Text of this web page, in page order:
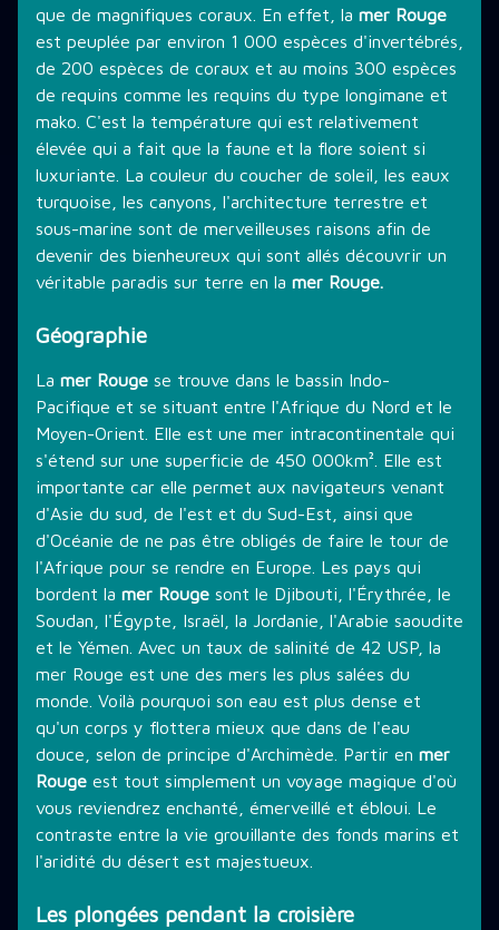
que de magnifiques coraux. En effet, la mer Rouge
est peuplée par environ 1 000 espèces d'invertébrés,
de 200 espèces de coraux et au moins 300 espèces
de requins comme les requins du type longimane et
mako. C'est la température qui est relativement
élevée qui a fait que la faune et la flore soient si
luxuriante. La couleur du coucher de soleil, les eaux
turquoise, les canyons, l'architecture terrestre et
sous-marine sont de merveilleuses raisons afin de
devenir des bienheureux qui sont allés découvrir un
véritable paradis sur terre en la mer Rouge.
Géographie
La mer Rouge se trouve dans le bassin Indo-
Pacifique et se situant entre l'Afrique du Nord et le
Moyen-Orient. Elle est une mer intracontinentale qui
s'étend sur une superficie de 450 000km². Elle est
importante car elle permet aux navigateurs venant
d'Asie du sud, de l'est et du Sud-Est, ainsi que
d'Océanie de ne pas être obligés de faire le tour de
l'Afrique pour se rendre en Europe. Les pays qui
bordent la mer Rouge sont le Djibouti, l'Érythrée, le
Soudan, l'Égypte, Israël, la Jordanie, l'Arabie saoudite
et le Yémen. Avec un taux de salinité de 42 USP, la
mer Rouge est une des mers les plus salées du
monde. Voilà pourquoi son eau est plus dense et
qu'un corps y flottera mieux que dans de l'eau
douce, selon de principe d'Archimède. Partir en mer
Rouge est tout simplement un voyage magique d'où
vous reviendrez enchanté, émerveillé et ébloui. Le
contraste entre la vie grouillante des fonds marins et
l'aridité du désert est majestueux.
Les plongées pendant la croisière